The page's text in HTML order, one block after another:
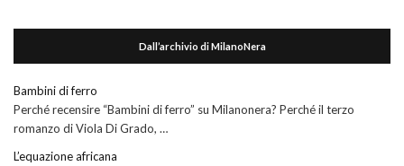
Dall’archivio di MilanoNera
Bambini di ferro
Perché recensire “Bambini di ferro” su Milanonera? Perché il terzo
romanzo di Viola Di Grado, …
L’equazione africana